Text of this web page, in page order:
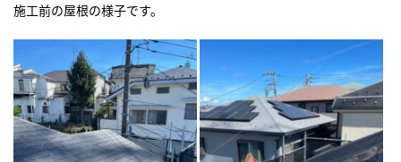
施工前の屋根の様子です。